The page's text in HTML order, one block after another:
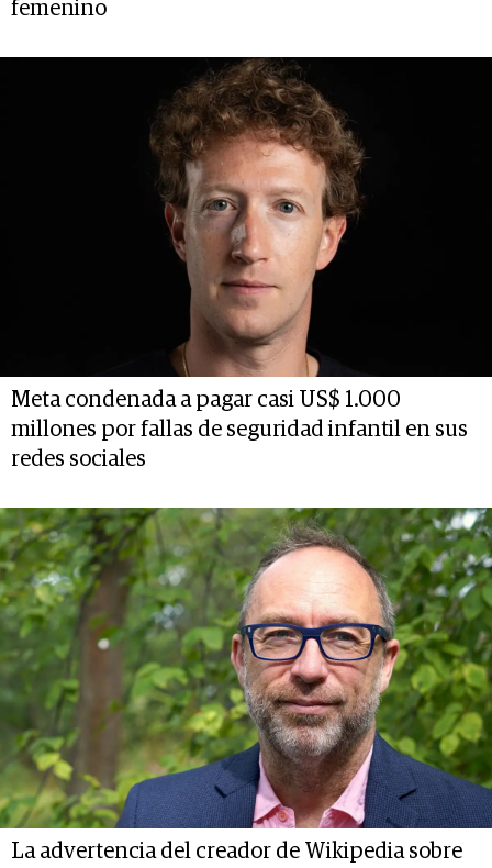
femenino
Meta condenada a pagar casi US$ 1.000
millones por fallas de seguridad infantil en sus
redes sociales
La advertencia del creador de Wikipedia sobre